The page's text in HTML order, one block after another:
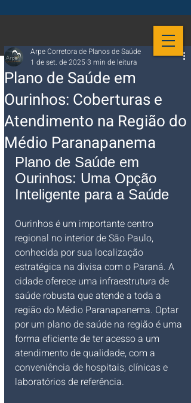
Plano de Saúde em
Ourinhos: Coberturas e
Atendimento na Região do
Médio Paranapanema
Arpe Corretora de Planos de Saúde
1 de set. de 2025 3 min de leitura
Plano de Saúde em
Ourinhos: Uma Opção
Inteligente para a Saúde
Ourinhos é um importante centro
regional no interior de São Paulo,
conhecida por sua localização
estratégica na divisa com o Paraná. A
cidade oferece uma infraestrutura de
saúde robusta que atende a toda a
região do Médio Paranapanema. Optar
por um plano de saúde na região é uma
forma eficiente de ter acesso a um
atendimento de qualidade, com a
conveniência de hospitais, clínicas e
laboratórios de referência.